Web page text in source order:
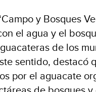
y Bosques
el agua y el
de los
sentido, destacó
por el aguacate